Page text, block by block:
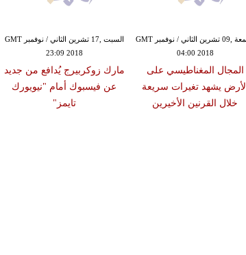
السبت ,17 تشرين الثاني / نوفمبر GMT
23:09 2018
مارك زوكربيرج يُدافع من جديد
عن فيسبوك أمام "نيويورك
تايمز"
الجمعة ,09 تشرين الثاني / نوفمبر GMT
04:00 2018
المجال المغناطيسي على
الأرض يشهد تغيرات سريعة
خلال القرنين الأخيرين